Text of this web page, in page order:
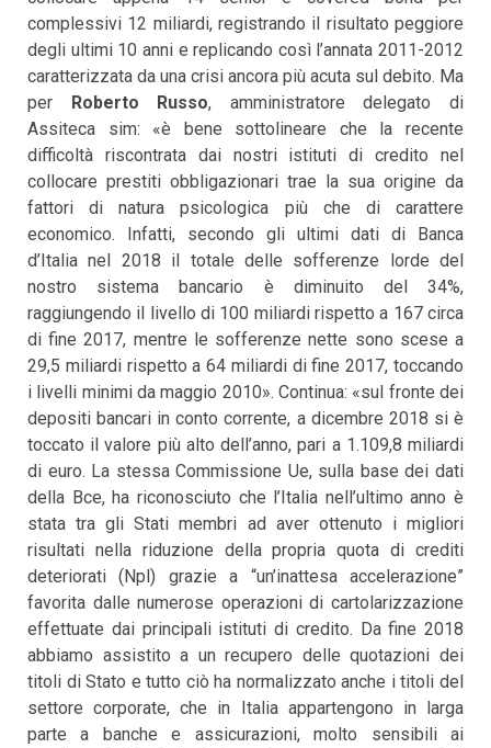
complessivi 12 miliardi, registrando il risultato peggiore
degli ultimi 10 anni e replicando così l’annata 2011-2012
caratterizzata da una crisi ancora più acuta sul debito. Ma
per Roberto Russo, amministratore delegato di
Assiteca sim: «è bene sottolineare che la recente
difficoltà riscontrata dai nostri istituti di credito nel
collocare prestiti obbligazionari trae la sua origine da
fattori di natura psicologica più che di carattere
economico. Infatti, secondo gli ultimi dati di Banca
d’Italia nel 2018 il totale delle sofferenze lorde del
nostro sistema bancario è diminuito del 34%,
raggiungendo il livello di 100 miliardi rispetto a 167 circa
di fine 2017, mentre le sofferenze nette sono scese a
29,5 miliardi rispetto a 64 miliardi di fine 2017, toccando
i livelli minimi da maggio 2010». Continua: «sul fronte dei
depositi bancari in conto corrente, a dicembre 2018 si è
toccato il valore più alto dell’anno, pari a 1.109,8 miliardi
di euro. La stessa Commissione Ue, sulla base dei dati
della Bce, ha riconosciuto che l’Italia nell’ultimo anno è
stata tra gli Stati membri ad aver ottenuto i migliori
risultati nella riduzione della propria quota di crediti
deteriorati (Npl) grazie a “un’inattesa accelerazione”
favorita dalle numerose operazioni di cartolarizzazione
effettuate dai principali istituti di credito. Da fine 2018
abbiamo assistito a un recupero delle quotazioni dei
titoli di Stato e tutto ciò ha normalizzato anche i titoli del
settore corporate, che in Italia appartengono in larga
parte a banche e assicurazioni, molto sensibili ai